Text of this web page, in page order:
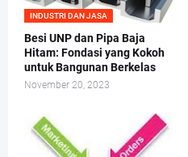
INDUSTRI DAN JASA
Besi UNP dan Pipa Baja
Hitam: Fondasi yang Kokoh
untuk Bangunan Berkelas
November 20, 2023